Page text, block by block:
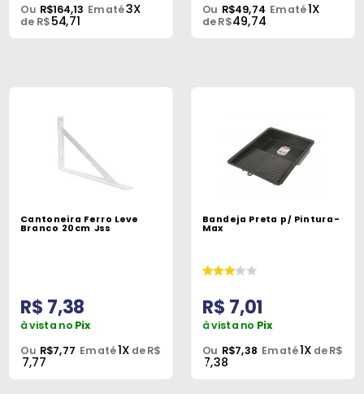
Mecânica
Ou R$164,13 Em até3X
de R$54,71
Ou R$49,74 Em até1X
de R$49,74
Cantoneira Ferro Leve
Branco 20cm Jss
R$ 7,38
à vista no Pix
Ou R$7,77 Em até1X de R$
7,77
Bandeja Preta p/ Pintura-
Max
R$ 7,01
à vista no Pix
Ou R$7,38 Em até1X de R$
7,38